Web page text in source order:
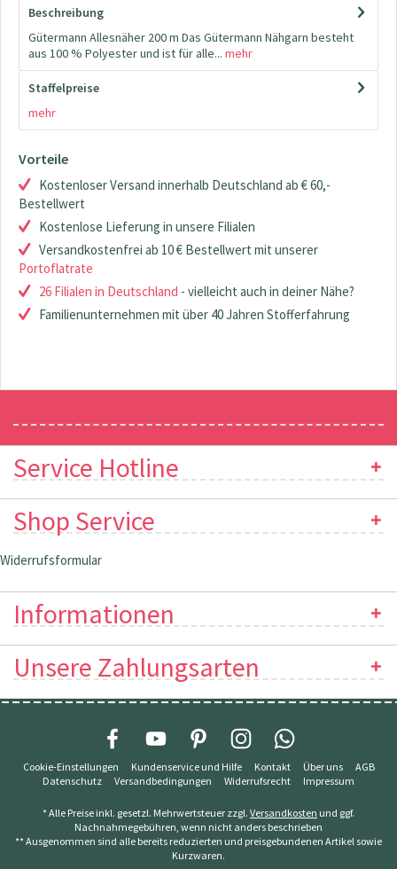
Beschreibung
Gütermann Allesnäher 200 m Das Gütermann Nähgarn besteht
aus 100 % Polyester und ist für alle... mehr
Staffelpreise
mehr
Vorteile
Kostenloser Versand innerhalb Deutschland ab € 60,-
Bestellwert
Kostenlose Lieferung in unsere Filialen
Versandkostenfrei ab 10 € Bestellwert mit unserer
Portoflatrate
26 Filialen in Deutschland - vielleicht auch in deiner Nähe?
Familienunternehmen mit über 40 Jahren Stofferfahrung
Service Hotline
Shop Service
Widerrufsformular
Informationen
Unsere Zahlungsarten
Cookie-Einstellungen Kundenservice und Hilfe Kontakt Über uns
AGB
Datenschutz
Versandbedingungen Widerrufsrecht Impressum
* Alle Preise inkl. gesetzl. Mehrwertsteuer zzgl. Versandkosten und ggf.
Nachnahmegebühren, wenn nicht anders beschrieben
** Ausgenommen sind alle bereits reduzierten und preisgebundenen Artikel sowie
Kurzwaren.